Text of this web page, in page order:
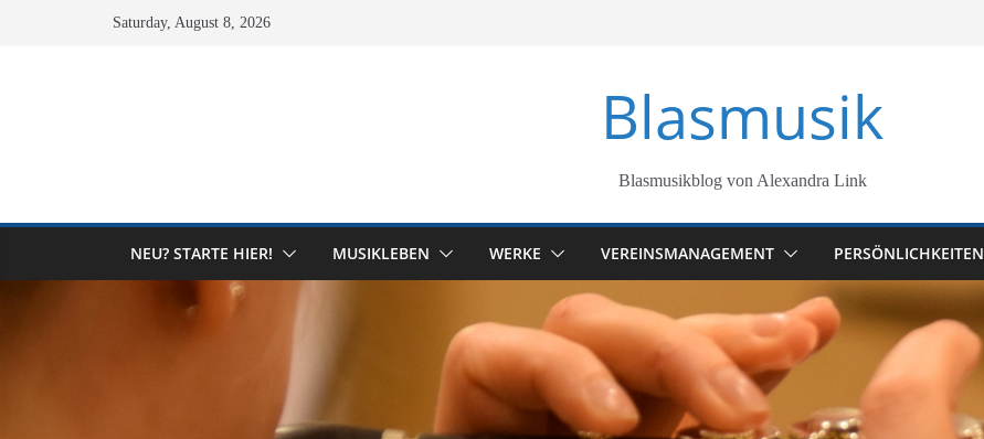
Saturday, August 8, 2026
Blasmusik
Blasmusikblog von Alexandra Link
NEU? STARTE HIER! MUSIKLEBEN WERKE VEREINSMANAGEMENT PERSÖNLICHKEITEN